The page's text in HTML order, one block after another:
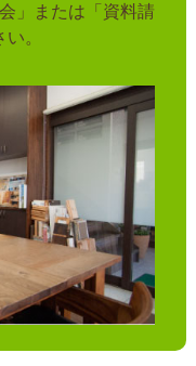
会」または「資料請
。